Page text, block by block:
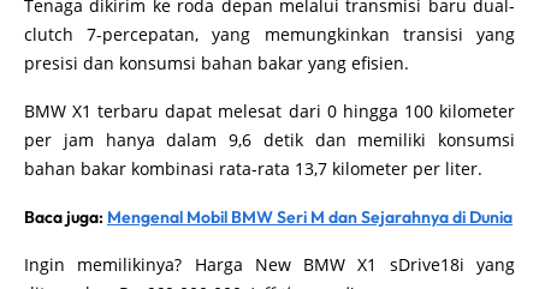
Tenaga dikirim ke roda depan melalui transmisi baru dual-
clutch 7-percepatan, yang memungkinkan transisi yang
presisi dan konsumsi bahan bakar yang efisien.
BMW X1 terbaru dapat melesat dari 0 hingga 100 kilometer
per jam hanya dalam 9,6 detik dan memiliki konsumsi
bahan bakar kombinasi rata-rata 13,7 kilometer per liter.
Baca juga: Mengenal Mobil BMW Seri M dan Sejarahnya di Dunia
Ingin memilikinya? Harga New BMW X1 sDrive18i yang